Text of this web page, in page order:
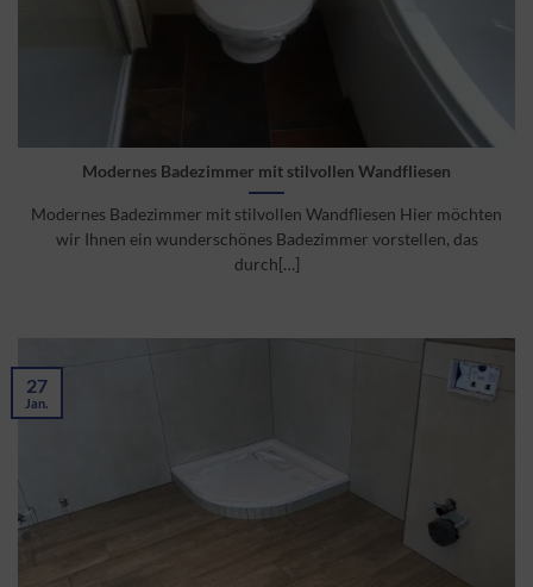
Modernes Badezimmer mit stilvollen Wandfliesen
Modernes Badezimmer mit stilvollen Wandfliesen Hier möchten
wir Ihnen ein wunderschönes Badezimmer vorstellen, das
durch[…]
27
Jan.